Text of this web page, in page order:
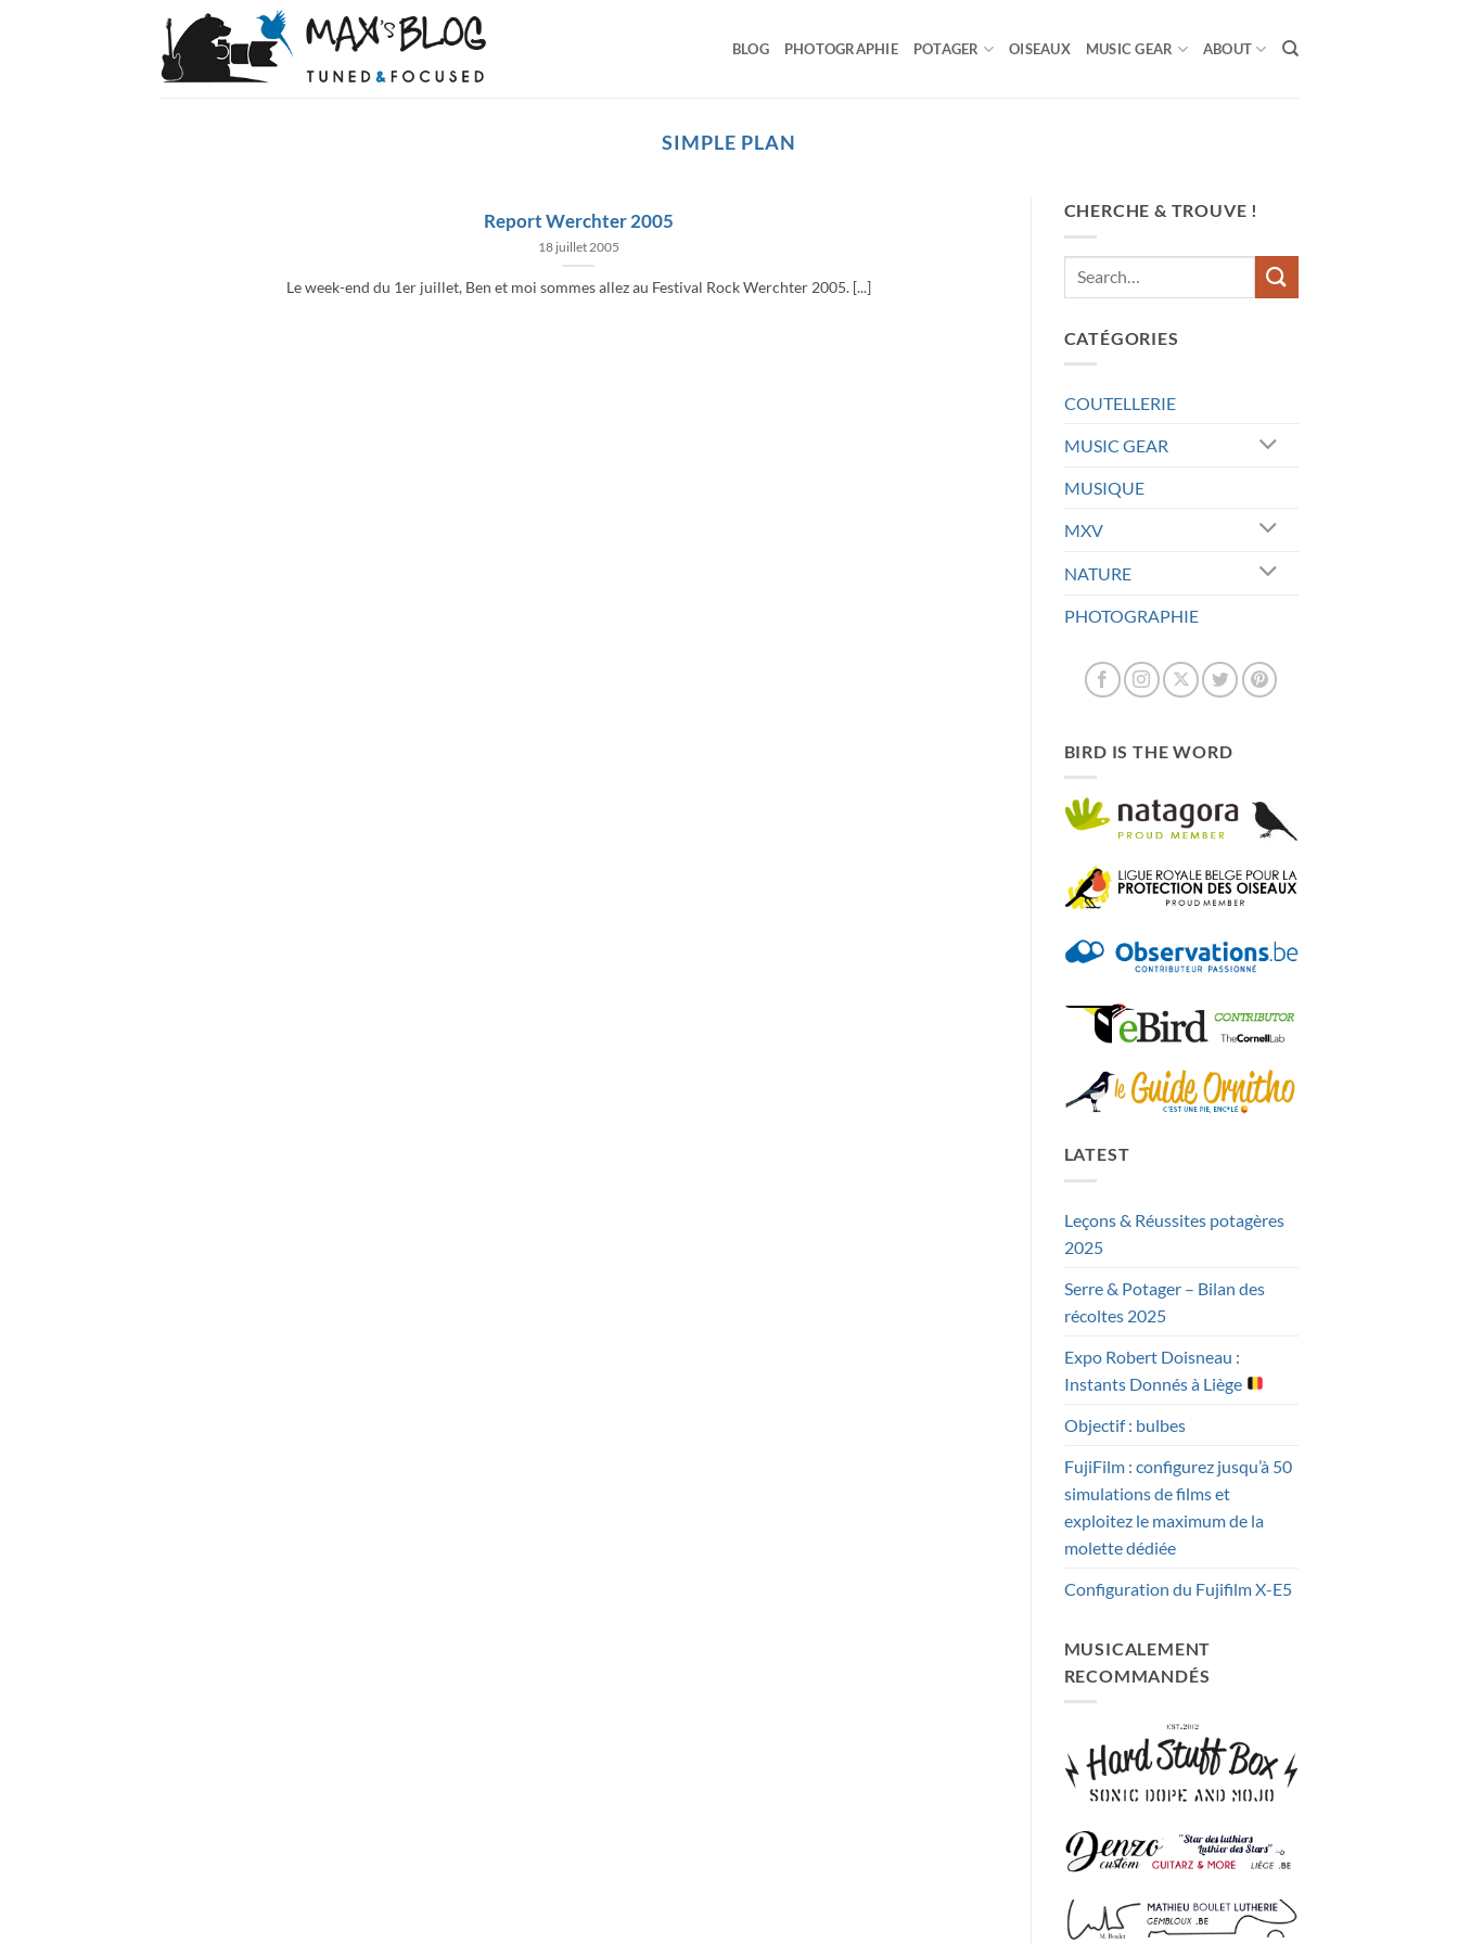
BLOG PHOTOGRAPHIE POTAGER OISEAUX MUSIC GEAR ABOUT
SIMPLE PLAN
Report Werchter 2005
18 juillet 2005
Le week-end du 1er juillet, Ben et moi sommes allez au Festival Rock Werchter 2005. [...]
CHERCHE & TROUVE !
CATÉGORIES
COUTELLERIE
MUSIC GEAR
MUSIQUE
MXV
NATURE
PHOTOGRAPHIE
BIRD IS THE WORD
LATEST
Leçons & Réussites potagères
2025
Serre & Potager – Bilan des
récoltes 2025
Expo Robert Doisneau :
Instants Donnés à Liège
Objectif : bulbes
FujiFilm : configurez jusqu’à 50
simulations de films et
exploitez le maximum de la
molette dédiée
Configuration du Fujifilm X-E5
MUSICALEMENT
RECOMMANDÉS